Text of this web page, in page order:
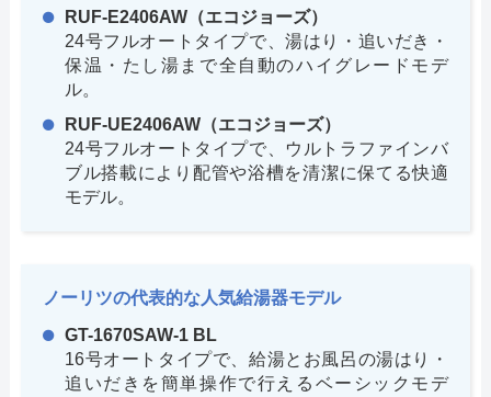
RUF-E2406AW（エコジョーズ）
24号フルオートタイプで、湯はり・追いだき・
保温・たし湯まで全自動のハイグレードモデ
ル。
RUF-UE2406AW（エコジョーズ）
24号フルオートタイプで、ウルトラファインバ
ブル搭載により配管や浴槽を清潔に保てる快適
モデル。
ノーリツの代表的な人気給湯器モデル
GT-1670SAW-1 BL
16号オートタイプで、給湯とお風呂の湯はり・
追いだきを簡単操作で行えるベーシックモデ